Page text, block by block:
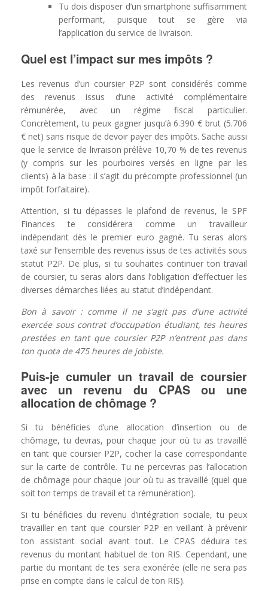
Tu dois disposer d’un smartphone suffisamment
performant, puisque tout se gère via
l’application du service de livraison.
Quel est l’impact sur mes impôts ?
Les revenus d’un coursier P2P sont considérés comme
des revenus issus d’une activité complémentaire
rémunérée, avec un régime fiscal particulier.
Concrètement, tu peux gagner jusqu’à 6.390 € brut (5.706
€ net) sans risque de devoir payer des impôts. Sache aussi
que le service de livraison prélève 10,70 % de tes revenus
(y compris sur les pourboires versés en ligne par les
clients) à la base : il s’agit du précompte professionnel (un
impôt forfaitaire).
Attention, si tu dépasses le plafond de revenus, le SPF
Finances te considérera comme un travailleur
indépendant dès le premier euro gagné. Tu seras alors
taxé sur l’ensemble des revenus issus de tes activités sous
statut P2P. De plus, si tu souhaites continuer ton travail
de coursier, tu seras alors dans l’obligation d’effectuer les
diverses démarches liées au statut d’indépendant.
Bon à savoir : comme il ne s’agit pas d’une activité
exercée sous contrat d’occupation étudiant, tes heures
prestées en tant que coursier P2P n’entrent pas dans
ton quota de 475 heures de jobiste.
Puis-je cumuler un travail de coursier
avec un revenu du CPAS ou une
allocation de chômage ?
Si tu bénéficies d’une allocation d’insertion ou de
chômage, tu devras, pour chaque jour où tu as travaillé
en tant que coursier P2P, cocher la case correspondante
sur la carte de contrôle. Tu ne percevras pas l’allocation
de chômage pour chaque jour où tu as travaillé (quel que
soit ton temps de travail et ta rémunération).
Si tu bénéficies du revenu d’intégration sociale, tu peux
travailler en tant que coursier P2P en veillant à prévenir
ton assistant social avant tout. Le CPAS déduira tes
revenus du montant habituel de ton RIS. Cependant, une
partie du montant de tes sera exonérée (elle ne sera pas
prise en compte dans le calcul de ton RIS).